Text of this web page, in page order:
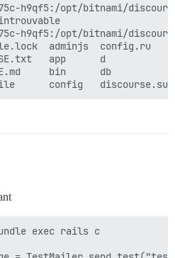
h9qf5:/opt/bitnami/
h9qf5:/opt/bitnami/
adminjs
LICENSE.txt   app      d
bin      db
exec rails c